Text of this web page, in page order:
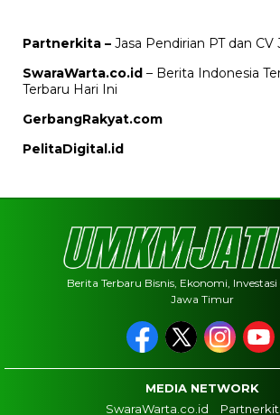
Partnerkita – Jasa Pendirian PT dan CV
SwaraWarta.co.id – Berita Indonesia
Terbaru Hari Ini
GerbangRakyat.com
PelitaDigital.id
Berita Terbaru Bisnis, Ekonomi, Investasi
Jawa Timur
MEDIA NETWORK
SwaraWarta.co.id